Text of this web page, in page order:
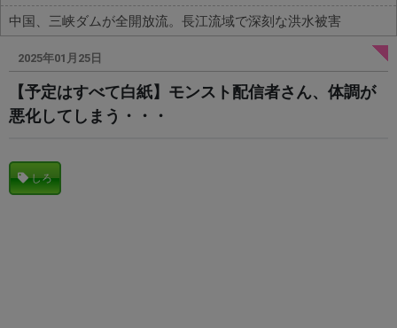
中国、三峡ダムが全開放流。長江流域で深刻な洪水被害
Powered by livedoor 相互RSS
2025年01月25日
【予定はすべて白紙】モンスト配信者さん、体調が
悪化してしまう・・・
しろ